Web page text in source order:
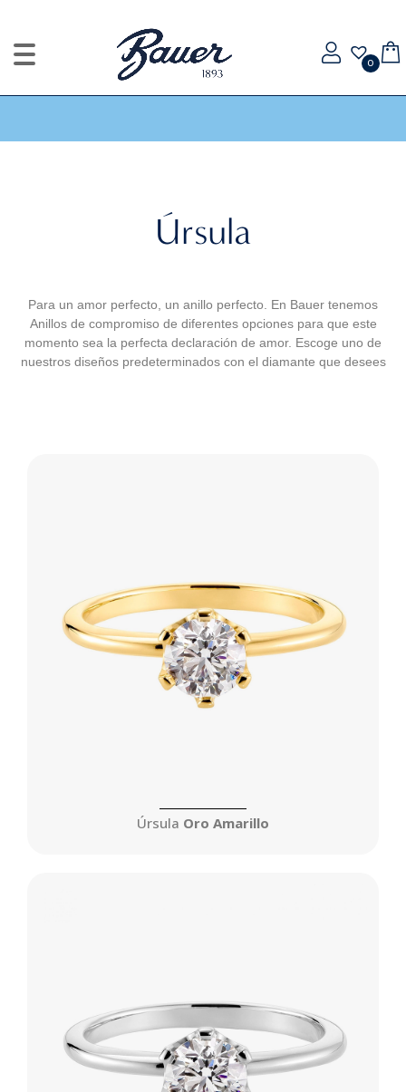
0
Úrsula
Para un amor perfecto, un anillo perfecto. En Bauer tenemos
Anillos de compromiso de diferentes opciones para que este
momento sea la perfecta declaración de amor. Escoge uno de
nuestros diseños predeterminados con el diamante que desees
Úrsula Oro Amarillo